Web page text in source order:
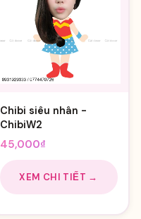
Chibi siêu nhân -
ChibiW2
45,000₫
XEM CHI TIẾT →